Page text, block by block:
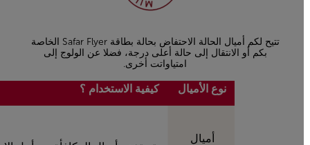
تتيح لكم أميال الحالة الاحتفاض بحالة بطاقة Safar Flyer الخاصة
بكم أو الانتقال إلى حالة أعلى درجة، فضلا عن الولوج إلى
امتياواتت أخرى.
نوع الأميال كيفية الاستخدام ؟
أميال